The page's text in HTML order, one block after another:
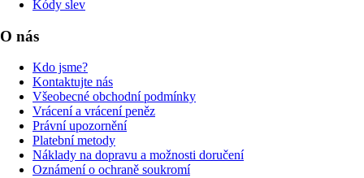
Kódy slev
O nás
Kdo jsme?
Kontaktujte nás
Všeobecné obchodní podmínky
Vrácení a vrácení peněz
Právní upozornění
Platební metody
Náklady na dopravu a možnosti doručení
Oznámení o ochraně soukromí